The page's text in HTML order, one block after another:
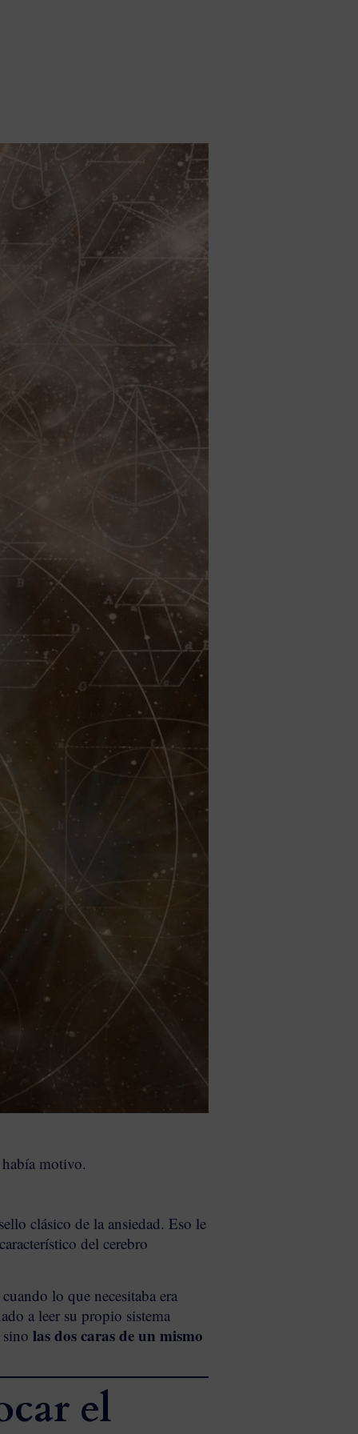
motivo.
clásico de la ansiedad. Eso le
del cerebro
lo que necesitaba era
a leer su propio sistema
las dos caras de un mismo
el